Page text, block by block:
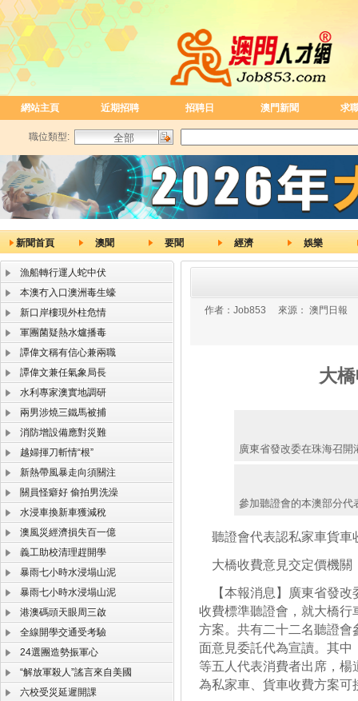
網站主頁 近期招聘 招聘日 澳門新聞 求
職位類型:
新聞首頁 澳聞 要聞 經濟 娛樂
漁船轉行運人蛇中伏
本澳冇入口澳洲毒生蠔
新口岸樓現外柱危情
軍團菌疑熱水爐播毒
譚偉文稱有信心兼兩職
譚偉文兼任氣象局長
水利專家澳實地調研
兩男涉燒三鐵馬被捕
消防增設備應對災難
越婦揮刀斬情“根”
新熱帶風暴走向須關注
關員怪癖好 偷拍男洗澡
水浸車換新車獲減稅
澳風災經濟損失百一億
義工助校清理趕開學
暴雨七小時水浸塌山泥
暴雨七小時水浸塌山泥
港澳碼頭天眼周三啟
全線開學交通受考驗
24選團造勢振軍心
“解放軍殺人”謠言來自美國
六校受災延遲開課
作者： Job853 來源： 澳門日報
大
廣東省發改委在珠海召
參加聽證會的本澳部分代
聽證會代表認私家車貨車
大橋收費意見交定價機關
【本報消息】廣東省發改
收費標準聽證會，就大橋
方案。共有二十二名聽證
面意見委託代為宣讀。其
等五人代表消費者出席，
為私家車、貨車收費方案可